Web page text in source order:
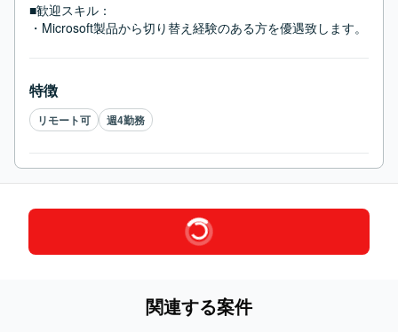
■歓迎スキル：
・Microsoft製品から切り替え経験のある方を優遇致します。
特徴
リモート可 週4勤務
関連する案件